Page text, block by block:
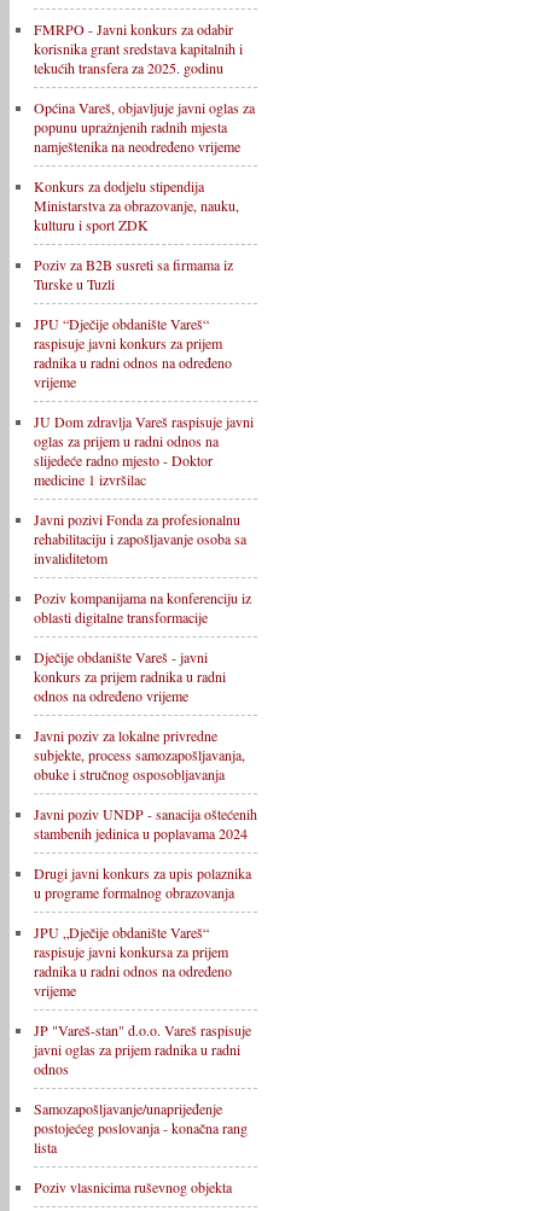
FMRPO - Javni konkurs za odabir
korisnika grant sredstava kapitalnih i
tekućih transfera za 2025. godinu
Općina Vareš, objavljuje javni oglas za
popunu upražnjenih radnih mjesta
namještenika na neodređeno vrijeme
Konkurs za dodjelu stipendija
Ministarstva za obrazovanje, nauku,
kulturu i sport ZDK
Poziv za B2B susreti sa firmama iz
Turske u Tuzli
JPU “Dječije obdanište Vareš“
raspisuje javni konkurs za prijem
radnika u radni odnos na određeno
vrijeme
JU Dom zdravlja Vareš raspisuje javni
oglas za prijem u radni odnos na
slijedeće radno mjesto - Doktor
medicine 1 izvršilac
Javni pozivi Fonda za profesionalnu
rehabilitaciju i zapošljavanje osoba sa
invaliditetom
Poziv kompanijama na konferenciju iz
oblasti digitalne transformacije
Dječije obdanište Vareš - javni
konkurs za prijem radnika u radni
odnos na određeno vrijeme
Javni poziv za lokalne privredne
subjekte, process samozapošljavanja,
obuke i stručnog osposobljavanja
Javni poziv UNDP - sanacija oštećenih
stambenih jedinica u poplavama 2024
Drugi javni konkurs za upis polaznika
u programe formalnog obrazovanja
JPU „Dječije obdanište Vareš“
raspisuje javni konkursa za prijem
radnika u radni odnos na određeno
vrijeme
JP "Vareš-stan" d.o.o. Vareš raspisuje
javni oglas za prijem radnika u radni
odnos
Samozapošljavanje/unaprijeđenje
postojećeg poslovanja - konačna rang
lista
Poziv vlasnicima ruševnog objekta